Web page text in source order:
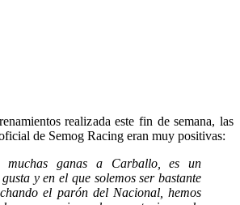
realizada este fin de semana, las
de Semog Racing eran muy positivas:
muchas ganas a Carballo, es un
y en el que solemos ser bastante
el parón del Nacional, hemos